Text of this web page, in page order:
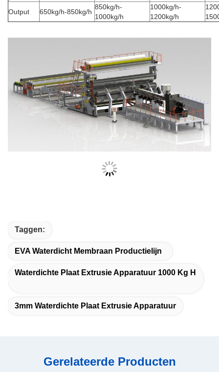
Output 650kg/h-850kg/h
850kg/h-
1000kg/h
1000kg/h-
1200kg/h
Taggen:
EVA Waterdicht Membraan Productielijn
Waterdichte Plaat Extrusie Apparatuur 1000 Kg H
3mm Waterdichte Plaat Extrusie Apparatuur
Gerelateerde Producten